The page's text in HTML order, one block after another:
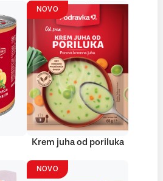
NOVO
Krem juha od poriluka
NOVO